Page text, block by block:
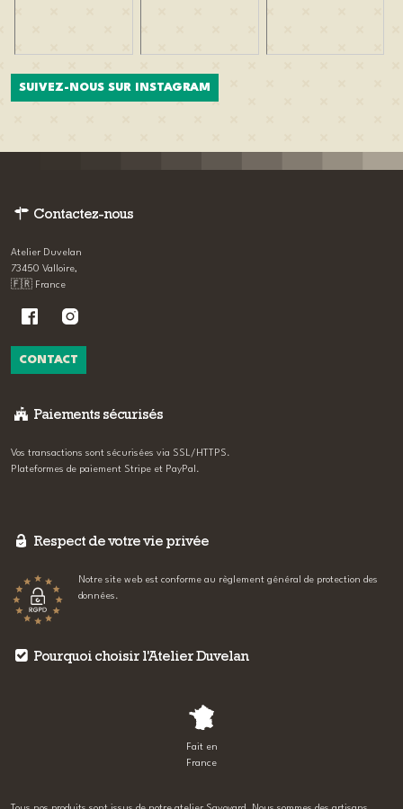
SUIVEZ-NOUS SUR INSTAGRAM
Contactez-nous
Atelier Duvelan
73450 Valloire,
🇫🇷 France
CONTACT
Paiements sécurisés
Vos transactions sont sécurisées via SSL/HTTPS.
Plateformes de paiement Stripe et PayPal.
Respect de votre vie privée
Notre site web est conforme au règlement général de protection des
données.
Pourquoi choisir l'Atelier Duvelan
Fait en
France